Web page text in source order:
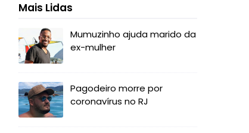
Mais Lidas
Mumuzinho ajuda marido da
ex-mulher
Pagodeiro morre por
coronavírus no RJ